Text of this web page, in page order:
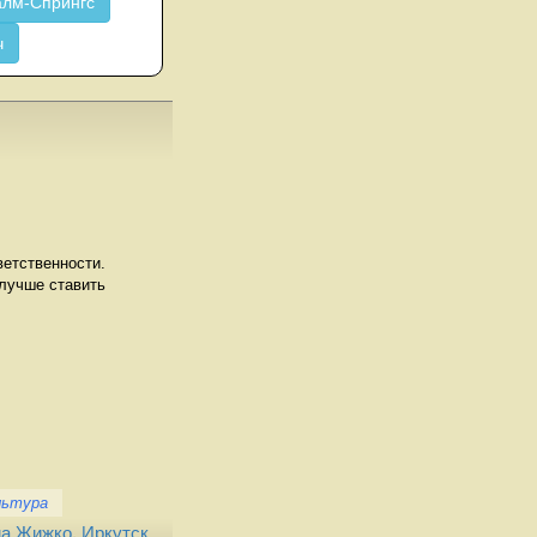
ставить
Жижко, Иркутск